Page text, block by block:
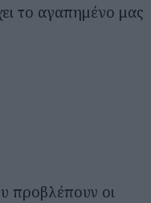
το αγαπημένο μας
προβλέπουν οι